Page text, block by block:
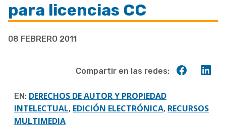
a
la
navegación
para licencias CC
08 FEBRERO 2011
Compartir en las redes:
EN: DERECHOS DE AUTOR Y PROPIEDAD
INTELECTUAL, EDICIÓN ELECTRÓNICA, RECURSOS
MULTIMEDIA